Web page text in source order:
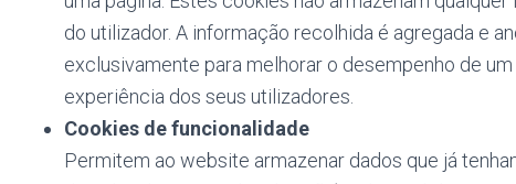
do utilizador. A informação recolhida é agregada e
exclusivamente para melhorar o desempenho de
experiência dos seus utilizadores.
Cookies de funcionalidade
Permitem ao website armazenar dados que já